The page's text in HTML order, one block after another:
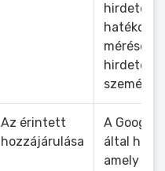
mérése
Az érintett
hozzájárulása
A Google
által
amely a